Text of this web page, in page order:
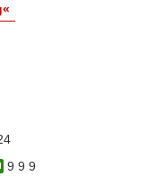
9 9 9